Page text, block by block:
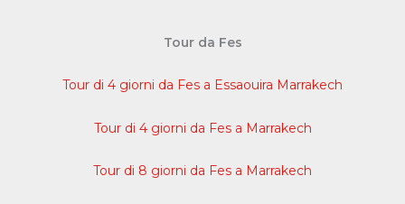
Tour da Fes
Tour di 4 giorni da Fes a Essaouira Marrakech
Tour di 4 giorni da Fes a Marrakech
Tour di 8 giorni da Fes a Marrakech